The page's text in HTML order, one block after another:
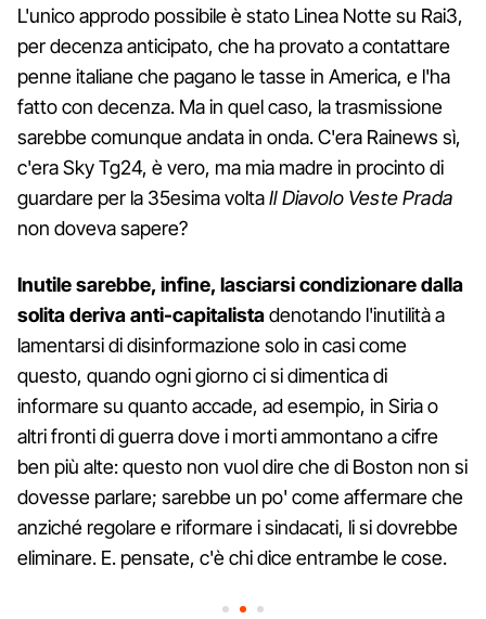
L'unico approdo possibile è stato Linea Notte su Rai3,
per decenza anticipato, che ha provato a contattare
penne italiane che pagano le tasse in America, e l'ha
fatto con decenza. Ma in quel caso, la trasmissione
sarebbe comunque andata in onda. C'era Rainews sì,
c'era Sky Tg24, è vero, ma mia madre in procinto di
guardare per la 35esima voltaIl Diavolo Veste Prada
non doveva sapere?
Inutile sarebbe, infine, lasciarsi condizionare dalla
solita deriva anti-capitalistadenotando l'inutilità a
lamentarsi di disinformazione solo in casi come
questo, quando ogni giorno ci si dimentica di
informare su quanto accade, ad esempio, in Siria o
altri fronti di guerra dove i morti ammontano a cifre
ben più alte: questo non vuol dire che di Boston non si
dovesse parlare; sarebbe un po' come affermare che
anziché regolare e riformare i sindacati, li si dovrebbe
eliminare. E. pensate, c'è chi dice entrambe le cose.